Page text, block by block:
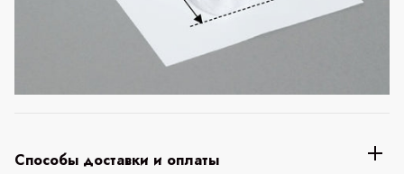
Способы доставки и оплаты